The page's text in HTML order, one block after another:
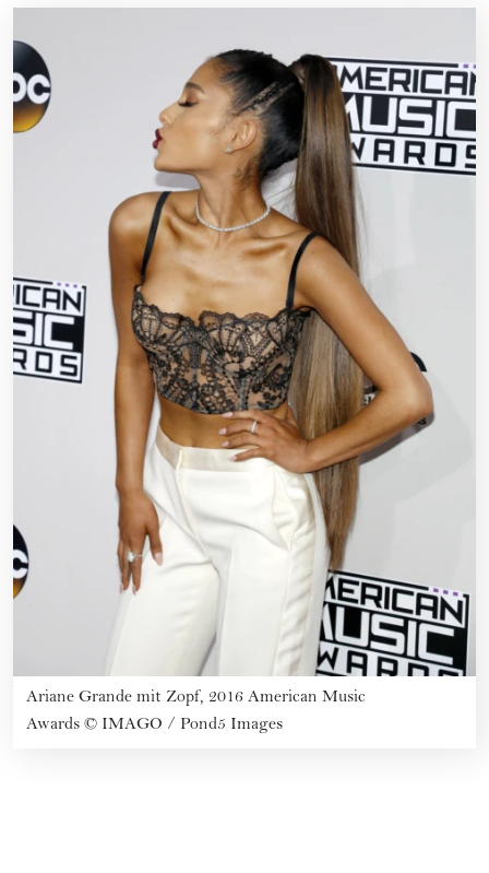
Ariane Grande mit Zopf, 2016 American Music
Awards © IMAGO / Pond5 Images